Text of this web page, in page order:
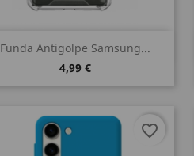
Funda Antigolpe Samsung...
4,99 €
Vista rápida
favorite_border